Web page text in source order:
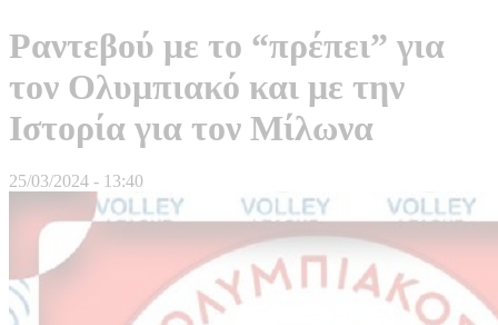
Ραντεβού με το “πρέπει” για
τον Ολυμπιακό και με την
Ιστορία για τον Μίλωνα
25/03/2024 - 13:40